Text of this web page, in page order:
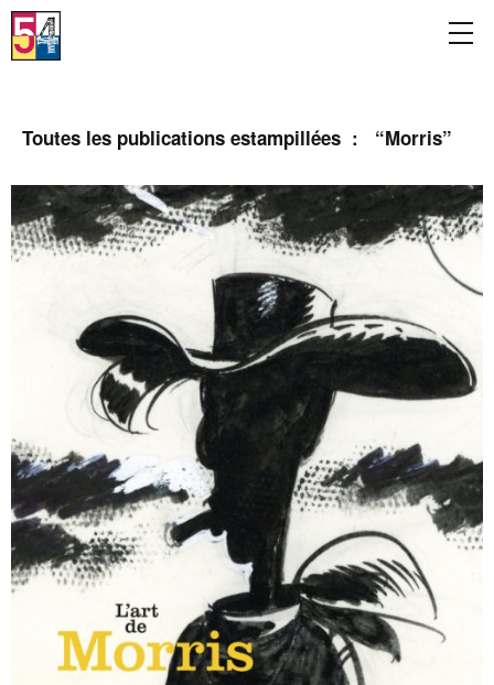
Toutes les publications estampillées : “Morris”